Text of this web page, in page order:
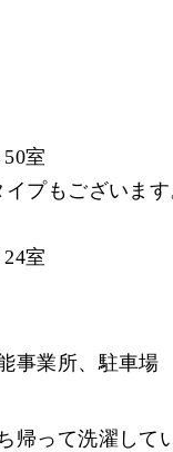
室
プもございま
室
事業所、駐車場
帰って洗濯して